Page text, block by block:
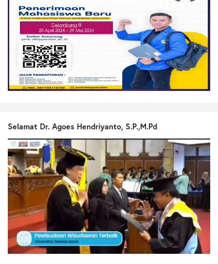
Selamat Dr. Agoes Hendriyanto, S.P.,M.Pd